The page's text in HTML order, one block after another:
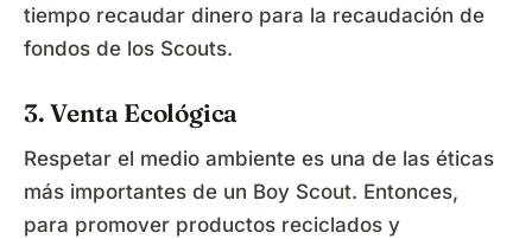
tiempo recaudar dinero para la recaudación de
fondos de los Scouts.
3. Venta Ecológica
Respetar el medio ambiente es una de las éticas
más importantes de un Boy Scout. Entonces,
para promover productos reciclados y